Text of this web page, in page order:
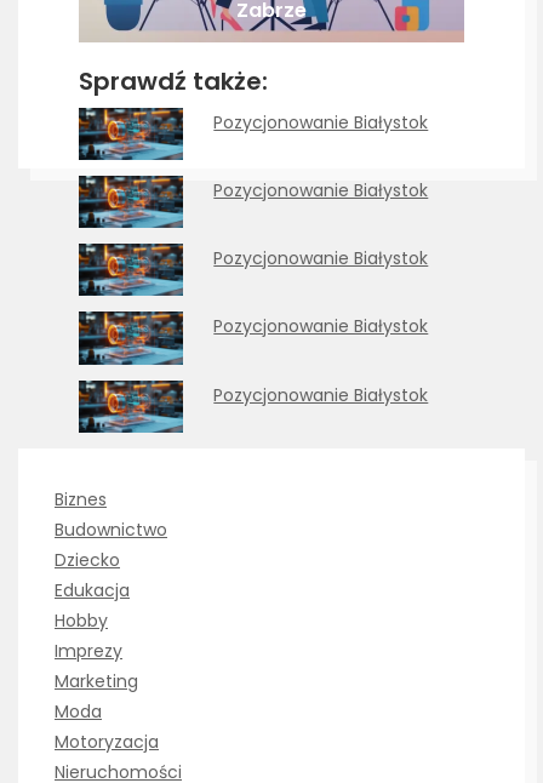
Zabrze
Sprawdź także:
Pozycjonowanie Białystok
Pozycjonowanie Białystok
Pozycjonowanie Białystok
Pozycjonowanie Białystok
Pozycjonowanie Białystok
Biznes
Budownictwo
Dziecko
Edukacja
Hobby
Imprezy
Marketing
Moda
Motoryzacja
Nieruchomości